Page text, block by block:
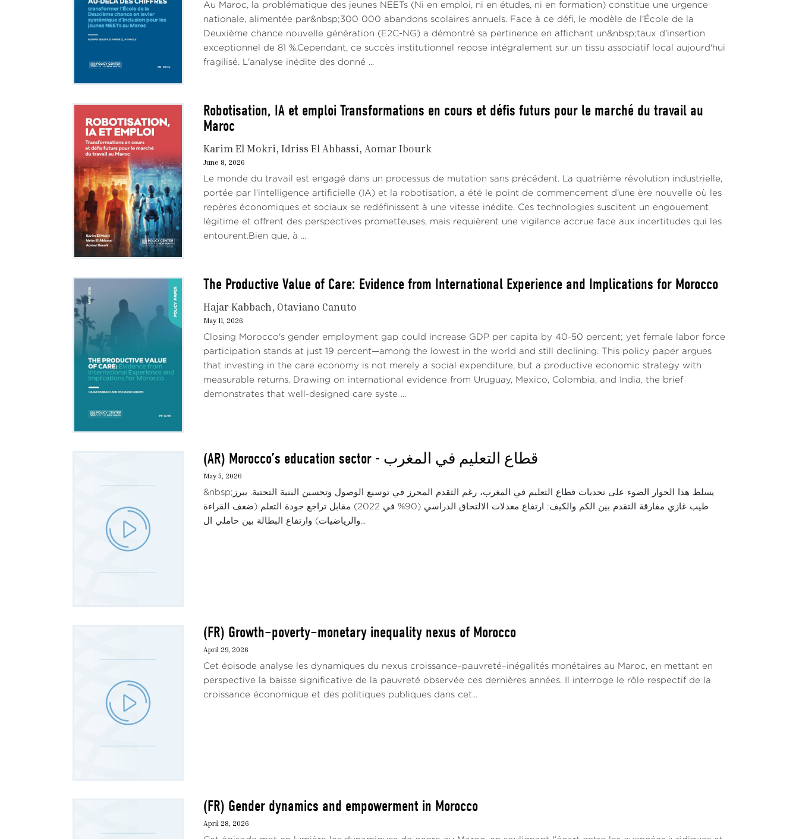
Au Maroc, la problématique des jeunes NEETs (Ni en emploi, ni en études, ni en formation) constitue une urgence
nationale, alimentée par&nbsp;300 000 abandons scolaires annuels. Face à ce défi, le modèle de l'École de la
Deuxième chance nouvelle génération (E2C-NG) a démontré sa pertinence en affichant un&nbsp;taux d'insertion
exceptionnel de 81 %.Cependant, ce succès institutionnel repose intégralement sur un tissu associatif local aujourd'hui
fragilisé. L'analyse inédite des donné ...
Robotisation, IA et emploi Transformations en cours et défis futurs pour le marché du travail au
Maroc
Karim El Mokri Idriss El Abbassi Aomar Ibourk
June 8, 2026
Le monde du travail est engagé dans un processus de mutation sans précédent. La quatrième révolution industrielle,
portée par l’intelligence artificielle (IA) et la robotisation, a été le point de commencement d’une ère nouvelle où les
repères économiques et sociaux se redéfinissent à une vitesse inédite. Ces technologies suscitent un engouement
légitime et offrent des perspectives prometteuses, mais requièrent une vigilance accrue face aux incertitudes qui les
entourent.Bien que, à ...
The Productive Value of Care: Evidence from International Experience and Implications for Morocco
Hajar Kabbach Otaviano Canuto
May 11, 2026
Closing Morocco's gender employment gap could increase GDP per capita by 40-50 percent; yet female labor force
participation stands at just 19 percent—among the lowest in the world and still declining. This policy paper argues
that investing in the care economy is not merely a social expenditure, but a productive economic strategy with
measurable returns. Drawing on international evidence from Uruguay, Mexico, Colombia, and India, the brief
demonstrates that well-designed care syste ...
(AR) Morocco’s education sector - قطاع التعليم في المغرب
May 5, 2026
&nbsp;يسلط هذا الحوار الضوء على تحديات قطاع التعليم في المغرب، رغم التقدم المحرز في توسيع الوصول وتحسين البنية التحتية. يبرز
طيب غازي مفارقة التقدم بين الكم والكيف: ارتفاع معدلات الالتحاق الدراسي (90% في 2022) مقابل تراجع جودة التعلم (ضعف القراءة
(FR) Growth–poverty–monetary inequality nexus of Morocco
April 29, 2026
Cet épisode analyse les dynamiques du nexus croissance–pauvreté–inégalités monétaires au Maroc, en mettant en
perspective la baisse significative de la pauvreté observée ces dernières années. Il interroge le rôle respectif de la
croissance économique et des politiques publiques dans cet...
(FR) Gender dynamics and empowerment in Morocco
April 28, 2026